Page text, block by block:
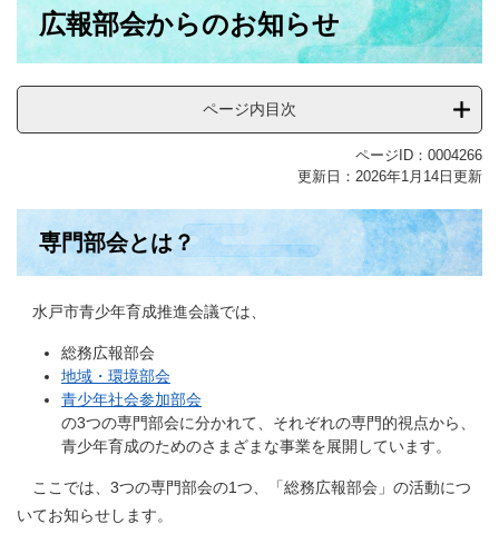
広報部会からのお知らせ
ページ内目次
ページID：0004266
更新日：2026年1月14日更新
専門部会とは？
水戸市青少年育成推進会議では、
総務広報部会
地域・環境部会
青少年社会参加部会
の3つの専門部会に分かれて、それぞれの専門的視点から、
青少年育成のためのさまざまな事業を展開しています。
ここでは、3つの専門部会の1つ、「総務広報部会」の活動につ
いてお知らせします。